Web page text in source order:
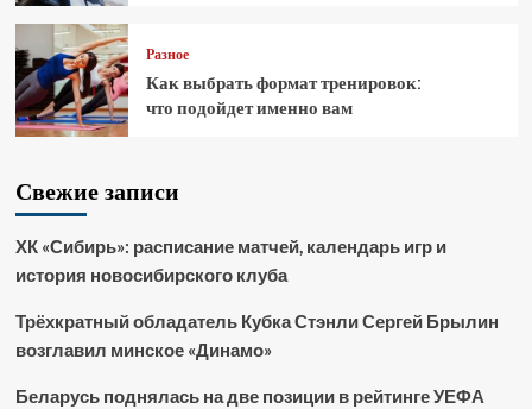
Разное
Как выбрать формат тренировок:
что подойдет именно вам
Свежие записи
ХК «Сибирь»: расписание матчей, календарь игр и
история новосибирского клуба
Трёхкратный обладатель Кубка Стэнли Сергей Брылин
возглавил минское «Динамо»
Беларусь поднялась на две позиции в рейтинге УЕФА